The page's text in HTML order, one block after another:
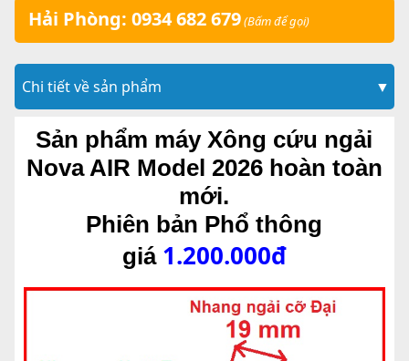
Hải Phòng: 0934 682 679(Bấm để gọi)
Chi tiết về sản phẩm ▼
Sản phẩm máy Xông cứu ngải
Nova AIR Model 2026 hoàn toàn
mới.
Phiên bản Phổ thông
giá 1.200.000đ